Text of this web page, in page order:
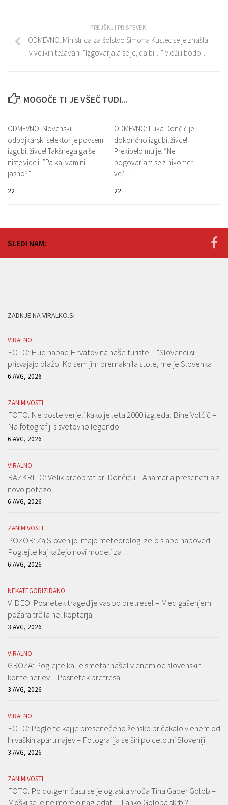
PREJŠNJI PRISPEVEK
ODMEVNO: Ministrica za šolstvo Simona Kustec se je znašla
v velikih težavah! ”Izgovarjala se je, da bi…” Vložili bodo…
MOGOČE TI JE VŠEČ TUDI...
ODMEVNO: Slovenski
odbojkarski selektor je povsem
izgubil živce! Takšnega ga še
niste videli: ”Pa kaj vam ni
jasno?”
22
ODMEVNO: Luka Dončić je
dokončno izgubil živce!
Prekipelo mu je: ”Ne
pogovarjam se z nikomer
več…”
22
SLEDI NAM:
ZADNJE NA VIRALKO.SI
VIRALNO
FOTO: Hud napad Hrvatov na naše turiste – ”Slovenci si
prisvajajo plažo. Ko sem jim premaknila stole, me je Slovenka…
6 AVG, 2026
ZANIMIVOSTI
FOTO: Ne boste verjeli kako je leta 2000 izgledal Bine Volčič –
Na fotografiji s svetovno legendo
6 AVG, 2026
VIRALNO
RAZKRITO: Velik preobrat pri Dončiću – Anamaria presenetila z
novo potezo
6 AVG, 2026
ZANIMIVOSTI
POZOR: Za Slovenijo imajo meteorologi zelo slabo napoved –
Poglejte kaj kažejo novi modeli za…
6 AVG, 2026
NEKATEGORIZIRANO
VIDEO: Posnetek tragedije vas bo pretresel – Med gašenjem
požara trčila helikopterja
3 AVG, 2026
VIRALNO
GROZA: Poglejte kaj je smetar našel v enem od slovenskih
kontejnerjev – Posnetek pretresa
3 AVG, 2026
VIRALNO
FOTO: Poglejte kaj je presenečeno žensko pričakalo v enem od
hrvaških apartmajev – Fotografija se širi po celotni Sloveniji
3 AVG, 2026
ZANIMIVOSTI
FOTO: Po dolgem času se je oglasila vroča Tina Gaber Golob –
Moški se je ne morejo nagledati – Lahko Goloba skrbi?